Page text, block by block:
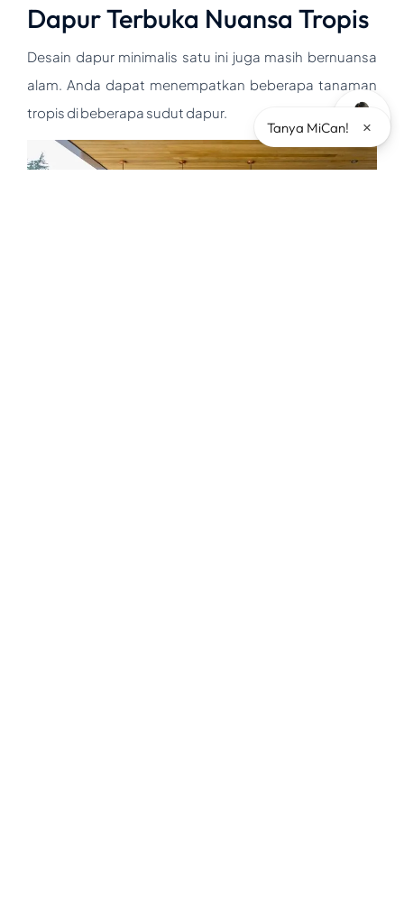
Dapur Terbuka Nuansa Tropis
Desain dapur minimalis satu ini juga masih bernuansa
alam. Anda dapat menempatkan beberapa tanaman
tropis di beberapa sudut dapur.
Tanya MiCan! ×